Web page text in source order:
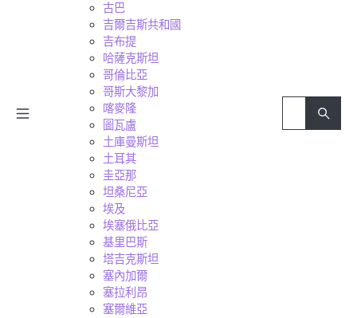
古巴
吉爾吉斯共和國
吉布提
哈薩克斯坦
哥倫比亞
哥斯大黎加
喀麥隆
圖瓦盧
土庫曼斯坦
土耳其
圭亞那
坦桑尼亞
埃及
埃塞俄比亞
基里巴斯
塔吉克斯坦
塞內加爾
塞拉利昂
塞爾維亞